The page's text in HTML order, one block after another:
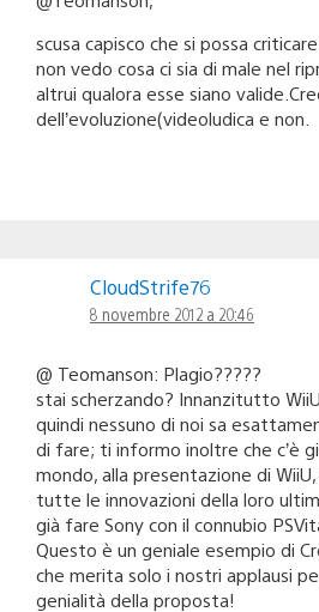
scusa capisco che si possa
non vedo cosa ci sia di male nel
altrui qualora esse siano
dell’evoluzione(videoludica e non.
CloudStrife76
8 novembre 2012 a 20:46
@ Teomanson: Plagio?????
stai scherzando? Innanzitutto
quindi nessuno di noi sa
di fare; ti informo inoltre che c’è
mondo, alla presentazione di
tutte le innovazioni della loro
già fare Sony con il connubio
Questo è un geniale esempio di
che merita solo i nostri applausi
genialità della proposta!